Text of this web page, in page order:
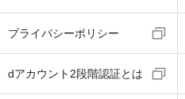
プライバシーポリシー
dアカウント2段階認証とは